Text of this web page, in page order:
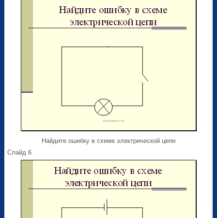
Найдите ошибку в схеме электрической цепи
Слайд 6